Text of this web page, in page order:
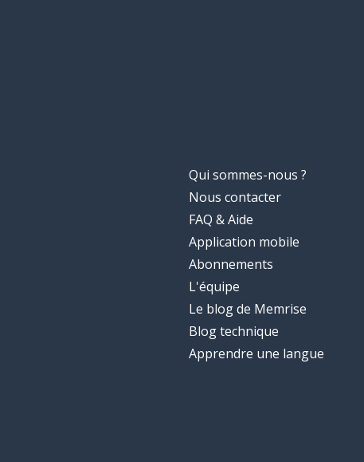
Qui sommes-nous ?
Nous contacter
FAQ & Aide
Application mobile
Abonnements
L'équipe
Le blog de Memrise
Blog technique
Apprendre une langue